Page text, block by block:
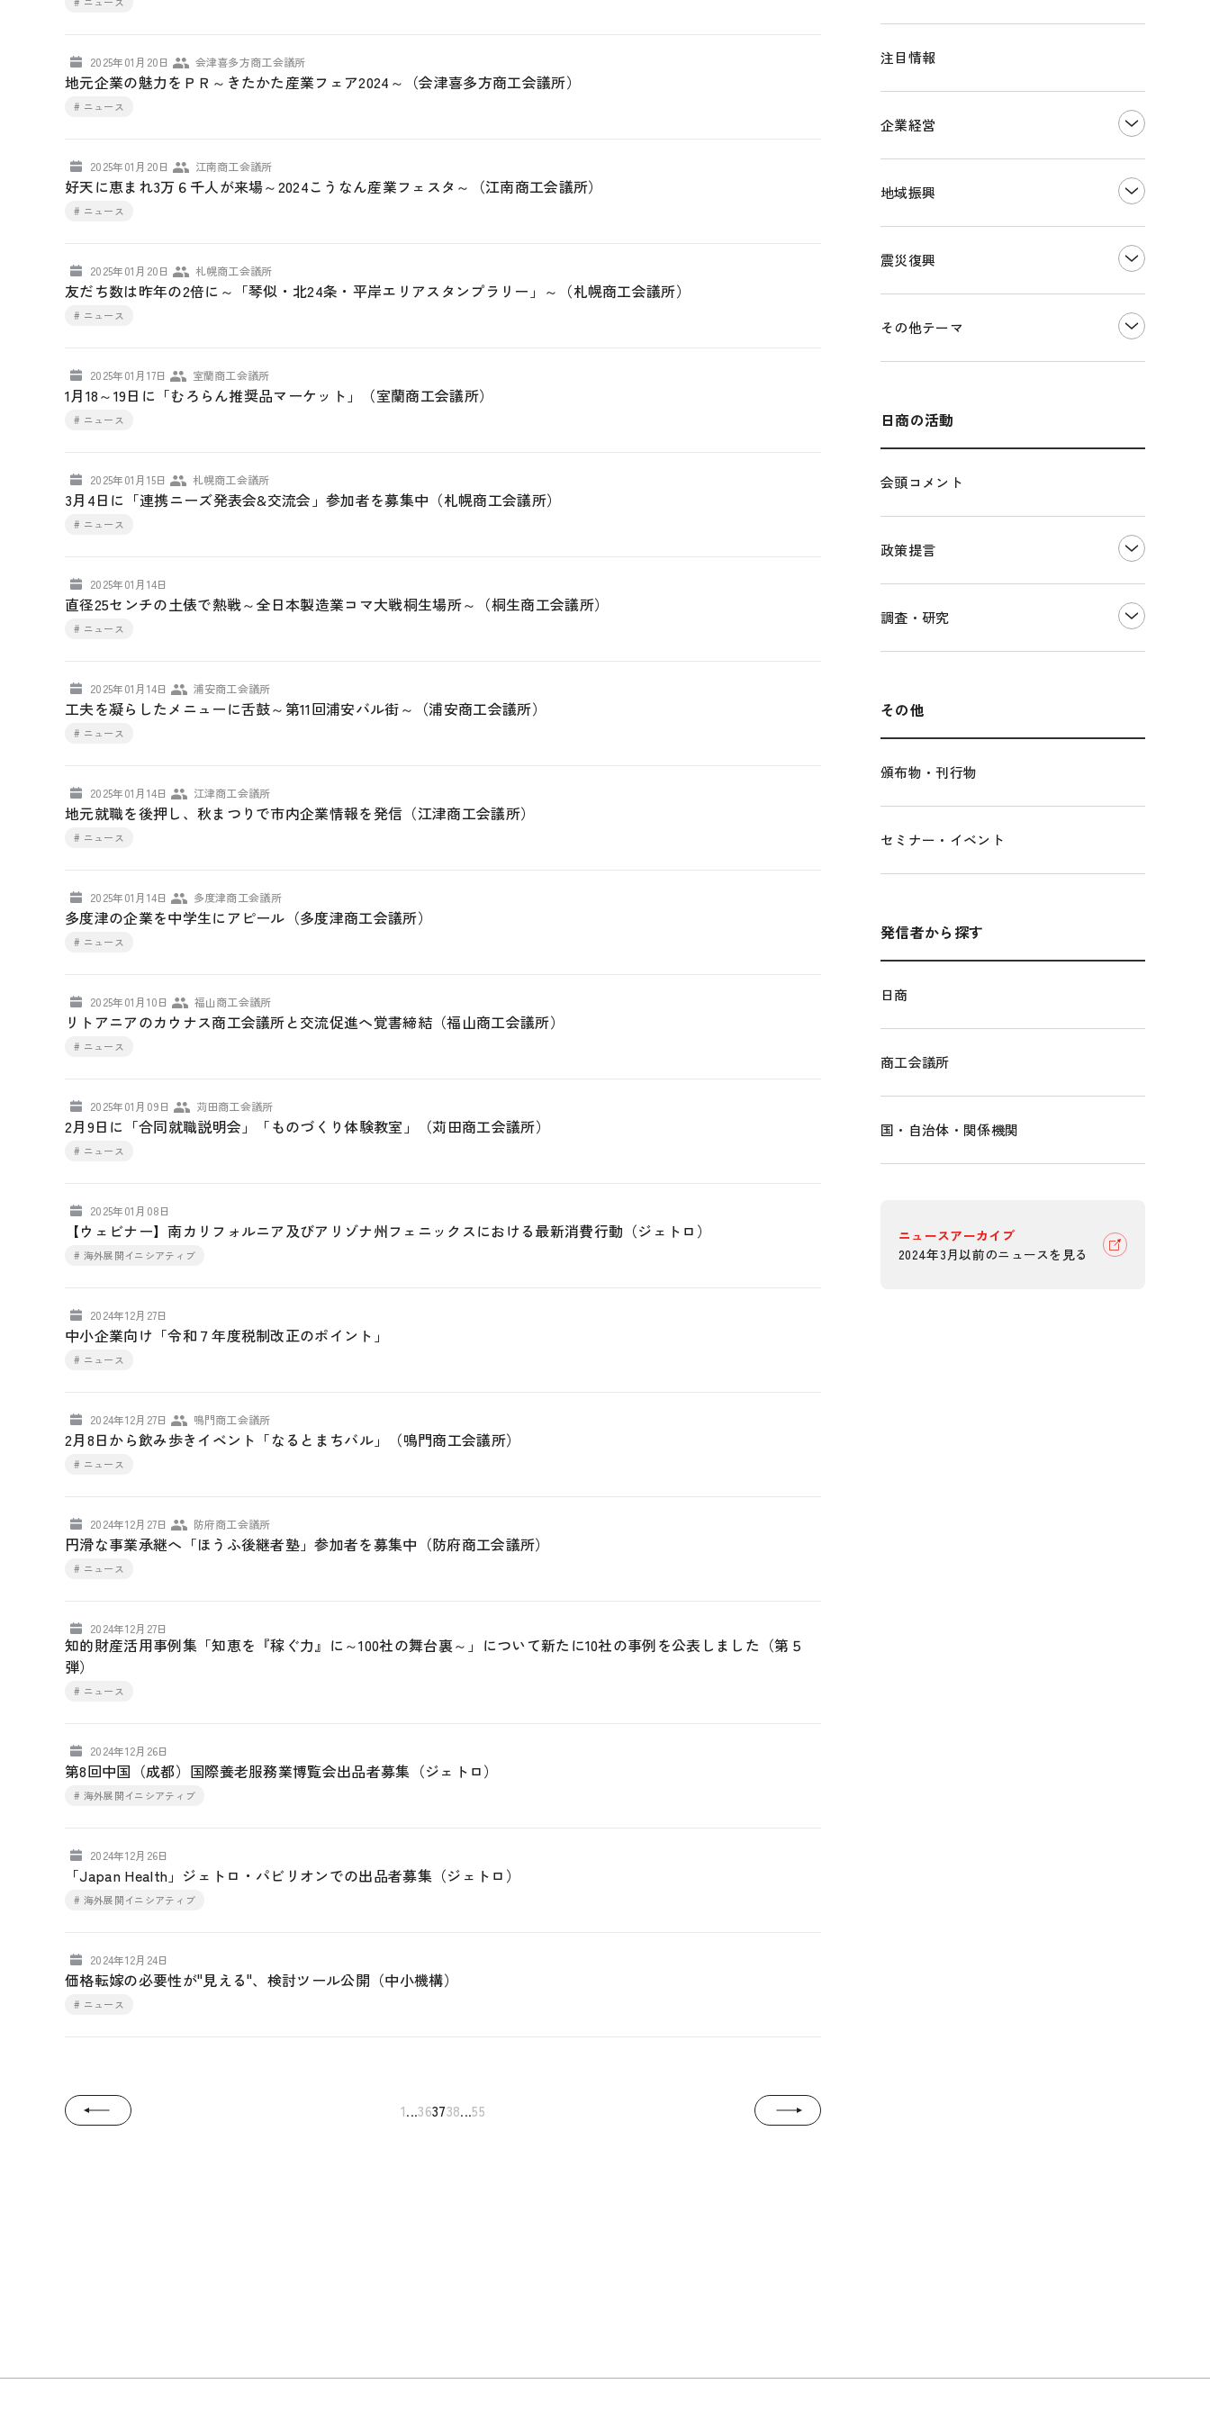
2025年01月20日 会津喜多方商工会議所
地元企業の魅力をＰＲ～きたかた産業フェア2024～（会津喜多方商工会議所）
# ニュース
2025年01月20日 江南商工会議所
好天に恵まれ3万６千人が来場～2024こうなん産業フェスタ～（江南商工会議所）
# ニュース
2025年01月20日 札幌商工会議所
友だち数は昨年の2倍に～「琴似・北24条・平岸エリアスタンプラリー」～（札幌商工会議所）
# ニュース
2025年01月17日 室蘭商工会議所
1月18～19日に「むろらん推奨品マーケット」（室蘭商工会議所）
# ニュース
2025年01月15日 札幌商工会議所
3月4日に「連携ニーズ発表会&交流会」参加者を募集中（札幌商工会議所）
# ニュース
2025年01月14日
直径25センチの土俵で熱戦～全日本製造業コマ大戦桐生場所～（桐生商工会議所）
# ニュース
2025年01月14日 浦安商工会議所
工夫を凝らしたメニューに舌鼓～第11回浦安バル街～（浦安商工会議所）
# ニュース
2025年01月14日 江津商工会議所
地元就職を後押し、秋まつりで市内企業情報を発信（江津商工会議所）
# ニュース
2025年01月14日 多度津商工会議所
多度津の企業を中学生にアピール（多度津商工会議所）
# ニュース
2025年01月10日 福山商工会議所
リトアニアのカウナス商工会議所と交流促進へ覚書締結（福山商工会議所）
# ニュース
2025年01月09日 苅田商工会議所
2月9日に「合同就職説明会」「ものづくり体験教室」（苅田商工会議所）
# ニュース
2025年01月08日
【ウェビナー】南カリフォルニア及びアリゾナ州フェニックスにおける最新消費行動（ジェトロ）
# 海外展開イニシアティブ
2024年12月27日
中小企業向け「令和７年度税制改正のポイント」
# ニュース
2024年12月27日 鳴門商工会議所
2月8日から飲み歩きイベント「なるとまちバル」（鳴門商工会議所）
# ニュース
2024年12月27日 防府商工会議所
円滑な事業承継へ「ほうふ後継者塾」参加者を募集中（防府商工会議所）
# ニュース
2024年12月27日
知的財産活用事例集「知恵を『稼ぐ力』に～100社の舞台裏～」について新たに10社の事例を公表しました（第５
弾）
# ニュース
2024年12月26日
第8回中国（成都）国際養老服務業博覧会出品者募集（ジェトロ）
# 海外展開イニシアティブ
2024年12月26日
「Japan Health」ジェトロ・パビリオンでの出品者募集（ジェトロ）
# 海外展開イニシアティブ
2024年12月24日
価格転嫁の必要性が"見える"、検討ツール公開（中小機構）
# ニュース
1...363738...55
注目情報
企業経営
地域振興
震災復興
その他テーマ
多様な人材の活躍推進
各種制度・助成金
パートナーシップ構築宣言
海外展開イニシアティブ
輸出管理体制構築支援
日商の活動
会頭コメント
政策提言
国土強靭化・社会基盤整備・震災復興
調査・研究
その他
頒布物・刊行物
セミナー・イベント
発信者から探す
日商
商工会議所
国・自治体・関係機関
ニュースアーカイブ
2024年3月以前のニュースを見る